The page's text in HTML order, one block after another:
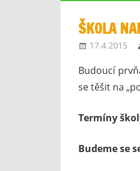
ŠKOLA
17.4.2015
Budoucí
se těšit na
Termíny
Budeme se